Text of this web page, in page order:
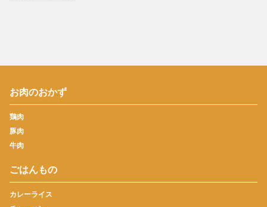
お肉のおかず
鶏肉
豚肉
牛肉
ごはんもの
カレーライス